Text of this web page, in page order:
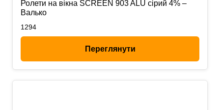
Ролети на вікна SCREEN 903 ALU сірий 4% –
Валько
1294
Переглянути